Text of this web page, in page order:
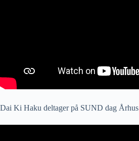
Dai Ki Haku deltager på SUND dag Århus